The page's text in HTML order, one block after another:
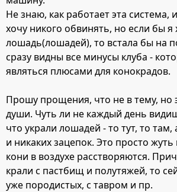
Не знаю, как работает эта система,
хочу никого обвинять, но если бы я
лошадь(лошадей), то встала бы на
сразу видны все минусы клуба -
являться плюсами для конокрадов.
Прошу прощения, что не в тему, но
души. Чуть ли не каждый день
что украли лошадей - то тут, то там,
и никаких зацепок. Это просто жуть
кони в воздухе расстворяются.
крали с пастбищ и полутяжей, то
уже породистых, с тавром и пр.